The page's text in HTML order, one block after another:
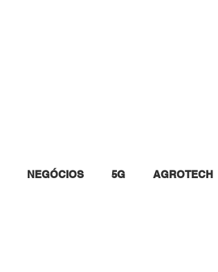
NEGÓCIOS 5G AGROTECH